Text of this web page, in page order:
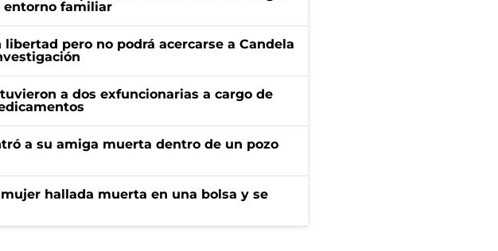
entorno familiar
libertad pero no podrá acercarse a Candela
a dos exfuncionarias a cargo de
a su amiga muerta dentro de un pozo
hallada muerta en una bolsa y se